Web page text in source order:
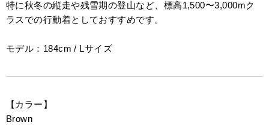
特に秋冬の縦走や残雪期の登山など、標高1,500〜3,000mク
ラスでの行動着としておすすめです。
モデル：184cm / Lサイズ
【カラー】
Brown